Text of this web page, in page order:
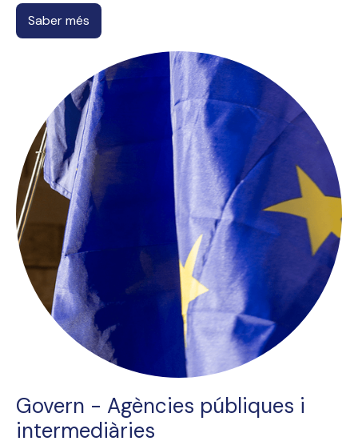
Saber més
Govern - Agències públiques i
intermediàries